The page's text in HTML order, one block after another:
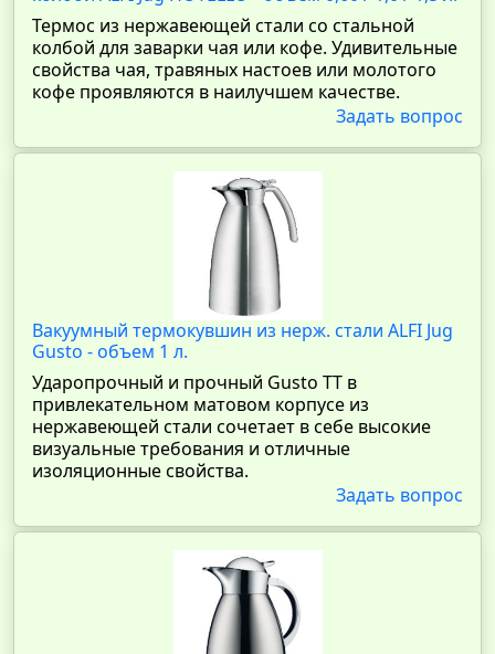
Термос из нержавеющей стали со стальной
колбой для заварки чая или кофе. Удивительные
свойства чая, травяных настоев или молотого
кофе проявляются в наилучшем качестве.
Задать вопрос
Вакуумный термокувшин из нерж. стали ALFI Jug
Gusto - объем 1 л.
Ударопрочный и прочный Gusto TT в
привлекательном матовом корпусе из
нержавеющей стали сочетает в себе высокие
визуальные требования и отличные
изоляционные свойства.
Задать вопрос